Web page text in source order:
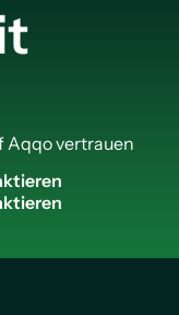
Aqqo vertrauen
ktieren